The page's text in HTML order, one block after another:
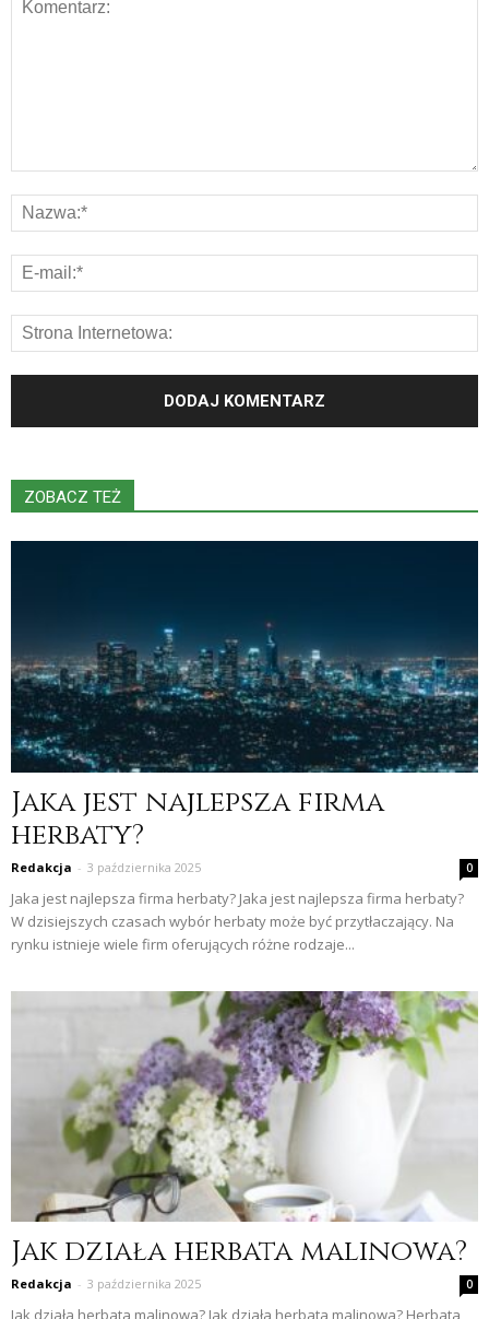
ZOBACZ TEŻ
Jaka jest najlepsza firma
herbaty?
Redakcja - 3 października 2025 0
Jaka jest najlepsza firma herbaty? Jaka jest najlepsza firma herbaty?
W dzisiejszych czasach wybór herbaty może być przytłaczający. Na
rynku istnieje wiele firm oferujących różne rodzaje...
Jak działa herbata malinowa?
Redakcja - 3 października 2025 0
Jak działa herbata malinowa? Jak działa herbata malinowa? Herbata